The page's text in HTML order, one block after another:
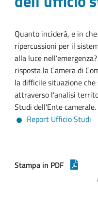
Quanto inciderà, e in
ripercussioni per il
alla luce
risposta la Camera di
la difficile situazione
attraverso l’analisi
Studi dell'Ente camerale.
Report Ufficio Studi
Stampa in PDF